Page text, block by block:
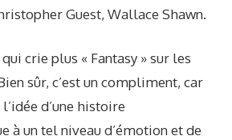
Guest, Wallace Shawn.
crie plus « Fantasy » sur les
sûr, c’est un compliment, car
d’une histoire
à un tel niveau d’émotion et de